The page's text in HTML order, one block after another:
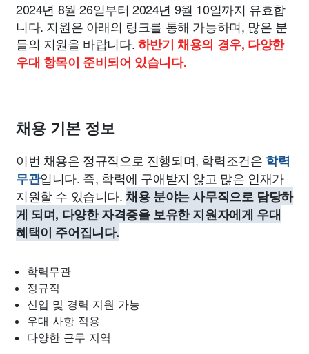
2024년 8월 26일부터 2024년 9월 10일까지 유효합
니다. 지원은 아래의 링크를 통해 가능하며, 많은 분
들의 지원을 바랍니다.하반기 채용의 경우, 다양한
우대 항목이 준비되어 있습니다.
채용 기본 정보
이번 채용은 정규직으로 진행되며, 학력조건은 학력
무관입니다. 즉, 학력에 구애받지 않고 많은 인재가
지원할 수 있습니다.채용 분야는 사무직으로 담당하
게 되며, 다양한 자격증을 보유한 지원자에게 우대
혜택이 주어집니다.
학력무관
정규직
신입 및 경력 지원 가능
우대 사항 적용
다양한 근무 지역